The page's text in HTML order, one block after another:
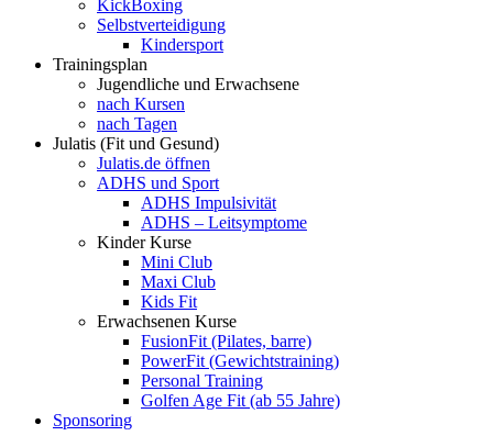
KickBoxing
Selbstverteidigung
Kindersport
Trainingsplan
Jugendliche und Erwachsene
nach Kursen
nach Tagen
Julatis (Fit und Gesund)
Julatis.de öffnen
ADHS und Sport
ADHS Impulsivität
ADHS – Leitsymptome
Kinder Kurse
Mini Club
Maxi Club
Kids Fit
Erwachsenen Kurse
FusionFit (Pilates, barre)
PowerFit (Gewichtstraining)
Personal Training
Golfen Age Fit (ab 55 Jahre)
Sponsoring